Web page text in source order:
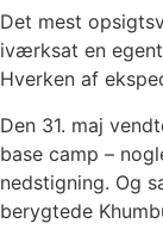
Det mest
iværksat en
Hverken af
Den 31. maj
base camp –
nedstigning. Og
berygtede